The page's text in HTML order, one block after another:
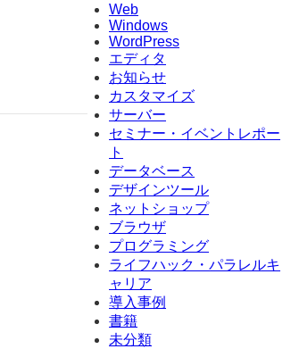
Web
Windows
WordPress
エディタ
お知らせ
カスタマイズ
サーバー
セミナー・イベントレポー
ト
データベース
デザインツール
ネットショップ
ブラウザ
プログラミング
ライフハック・パラレルキ
ャリア
導入事例
書籍
未分類